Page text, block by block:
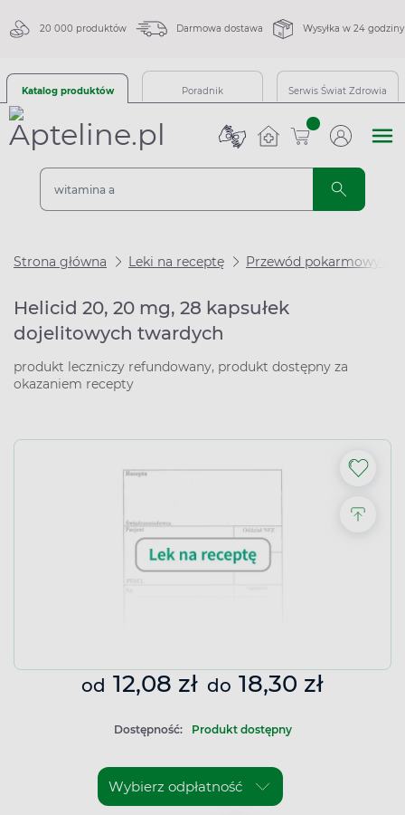
20 000 produktów Darmowa dostawa Wysyłka w 24 godziny
Katalog produktów Poradnik Serwis Świat Zdrowia
sztuk
Strona główna Leki na receptę Przewód pokarmowy i
Helicid 20, 20 mg, 28 kapsułek
dojelitowych twardych
produkt leczniczy refundowany, produkt dostępny za
okazaniem recepty
od 12,08 zł do 18,30 zł
Dostępność: Produkt dostępny